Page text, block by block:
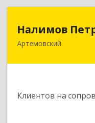
Налимов
Артемовский
Клиентов на
623780,